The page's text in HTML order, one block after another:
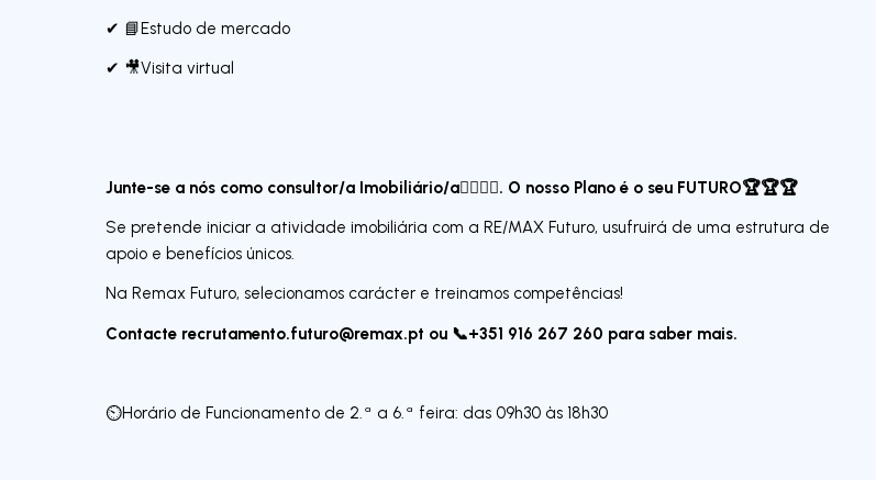
✔ 📘Estudo de mercado
✔ 🎥Visita virtual
Junte-se a nós como consultor/a Imobiliário/a🧍‍♀️🧍‍♂️. O nosso Plano é o seu FUTURO🏆🏆🏆
Se pretende iniciar a atividade imobiliária com a RE/MAX Futuro, usufruirá de uma estrutura de
apoio e benefícios únicos.
Na Remax Futuro, selecionamos carácter e treinamos competências!
Contacte recrutamento.futuro@remax.pt ou 📞+351 916 267 260 para saber mais.
⏲Horário de Funcionamento de 2.ª a 6.ª feira: das 09h30 às 18h30